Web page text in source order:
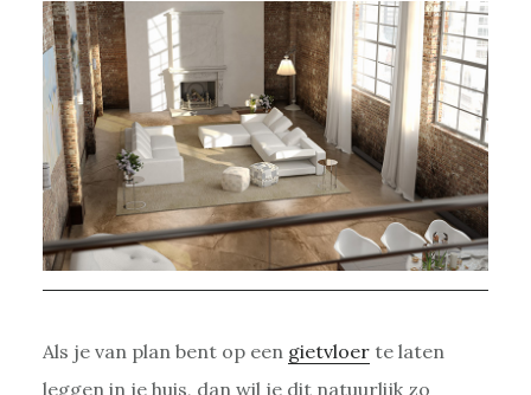
Als je van plan bent op een gietvloerte laten
leggen in je huis, dan wil je dit natuurlijk zo